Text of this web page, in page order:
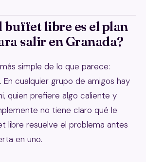
buffet libre es el plan
salir en Granada?
simple de lo que parece:
En cualquier grupo de amigos hay
quien prefiere algo caliente y
no tiene claro qué le
libre resuelve el problema antes
en uno.